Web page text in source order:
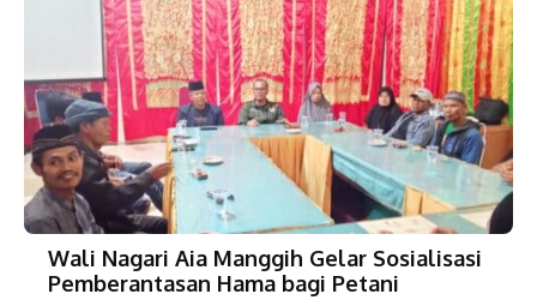
Wali Nagari Aia Manggih Gelar Sosialisasi
Pemberantasan Hama bagi Petani